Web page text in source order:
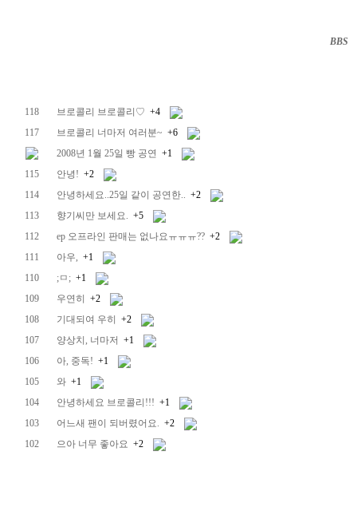
BBS
118 브로콜리 브로콜리♡ +4
117
브로콜리 너마저 여러분~ +6
2008년 1월 25일 빵 공연 +1
115
안녕! +2
114
안녕하세요..25일 같이 공연한.. +2
113
향기씨만 보세요. +5
112
ep 오프라인 판매는 없나요ㅠㅠㅠ?? +2
111
아우, +1
110
;ㅁ; +1
109
우연히
+2
108
기대되여 우히
+2
107
양상치, 너마저 +1
106
아, 중독! +1
105
와 +1
104
안녕하세요 브로콜리!!! +1
103
어느새 팬이 되버렸어요. +2
102
으아 너무 좋아요 +2